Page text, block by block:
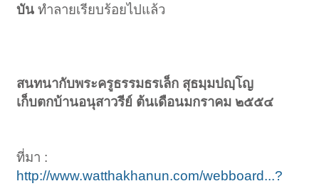
บันทำลายเรียบร้อยไปแล้ว
สนทนากับพระครูธรรมธรเล็ก สุธมฺมปญฺโญ
เก็บตกบ้านอนุสาวรีย์ ต้นเดือนมกราคม ๒๕๕๔
ที่มา :
http://www.watthakhanun.com/webboard...?